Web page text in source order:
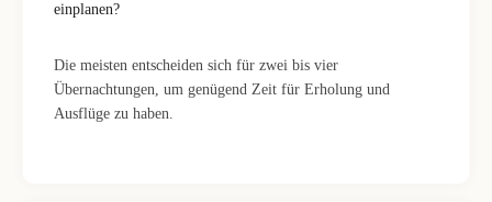
einplanen?
Die meisten entscheiden sich für zwei bis vier
Übernachtungen, um genügend Zeit für Erholung und
Ausflüge zu haben.